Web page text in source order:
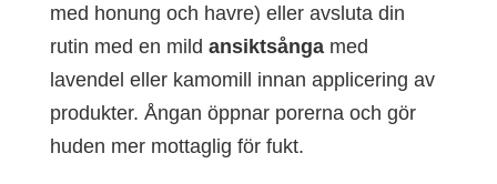
med honung och havre) eller avsluta din
rutin med en mild ansiktsångamed
lavendel eller kamomill innan applicering av
produkter. Ångan öppnar porerna och gör
huden mer mottaglig för fukt.